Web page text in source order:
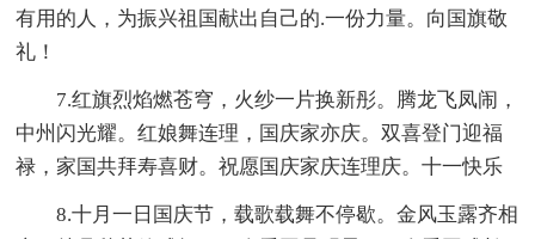
有用的人，为振兴祖国献出自己的.一份力量。向国旗敬
礼！
7.红旗烈焰燃苍穹，火纱一片换新彤。腾龙飞凤闹，
中州闪光耀。红娘舞连理，国庆家亦庆。双喜登门迎福
禄，家国共拜寿喜财。祝愿国庆家庆连理庆。十一快乐
8.十月一日国庆节，载歌载舞不停歇。金风玉露齐相